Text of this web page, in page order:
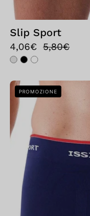
Slip Sport
4,06€ 5,80€
PROMOZIONE